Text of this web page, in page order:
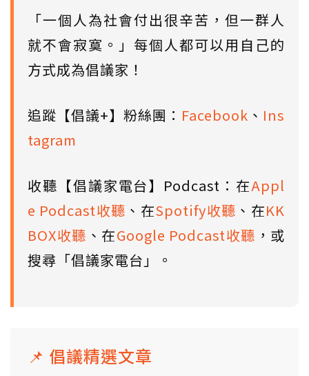
「一個人為社會付出很辛苦，但一群人
就不會寂寞。」每個人都可以用自己的
方式成為倡議家！
追蹤【倡議+】粉絲團： Facebook 、 Ins
tagram
收聽【倡議家電台】Podcast：在Appl
e Podcast收聽 、在Spotify收聽 、在KK
BOX收聽 、在Google Podcast收聽 ，或
搜尋「倡議家電台」。
📌 倡議精選文章